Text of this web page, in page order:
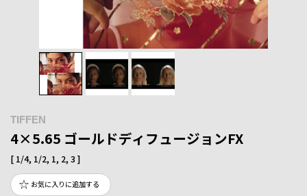
TIFFEN
4×5.65 ゴールドディフュージョンFX
[ 1/4, 1/2, 1, 2, 3 ]
お気に入りに追加する